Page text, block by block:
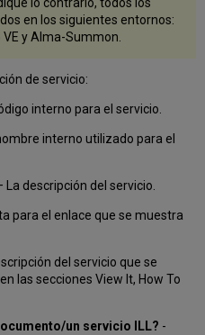
lo contrario, todos los
en los siguientes entornos:
y Alma-Summon.
de servicio:
interno para el servicio.
interno utilizado para el
La descripción del servicio.
para el enlace que se muestra
del servicio que se
las secciones View It, How To
un servicio ILL? -